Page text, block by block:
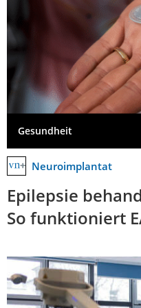
Gesundheit
Neuroimplantat
Epilepsie
So funktioniert